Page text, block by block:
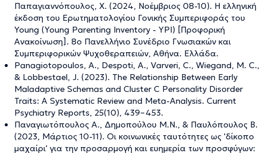
Παπαγιαννόπουλος, Χ. (2024, Νοέμβριος 08-10). Η ελληνική
έκδοση του Ερωτηματολογίου Γονικής Συμπεριφοράς του
Young (Young Parenting Inventory - YPI) [Προφορική
Ανακοίνωση]. 8ο Πανελλήνιο Συνέδριο Γνωσιακών και
Συμπεριφορικών Ψυχοθεραπειών, Αθήνα. Ελλάδα.
Panagiotopoulos, A., Despoti, A., Varveri, C., Wiegand, M. C.,
& Lobbestael, J. (2023). The Relationship Between Early
Maladaptive Schemas and Cluster C Personality Disorder
Traits: A Systematic Review and Meta-Analysis. Current
Psychiatry Reports, 25(10), 439–453.
Παναγιωτόπουλος Α., Δημοπούλου Μ.Ν., & Παυλόπουλος B.
(2023, Μάρτιος 10-11). Οι κοινωνικές ταυτότητες ως 'δίκοπο
μαχαίρι' για την προσαρμογή και ευημερία των προσφύγων: